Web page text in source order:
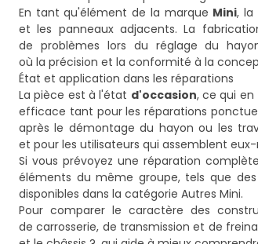
En tant qu'élément de la marque Mini, la
et les panneaux adjacents. La
de problèmes lors du réglage du
où la précision et la conformité à la
État et application dans les réparations
La pièce est à l'état d'occasion, ce qui
efficace tant pour les réparations
après le démontage du hayon ou les
et pour les utilisateurs qui assemblent
Si vous prévoyez une réparation
éléments du même groupe, tels que
disponibles dans la catégorie Autres Mini.
Pour comparer le caractère des
de carrosserie, de transmission et de